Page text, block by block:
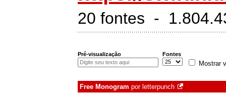
20 fontes -
Pré-visualização Fontes
Mostrar
Free Monogram por letterpunch